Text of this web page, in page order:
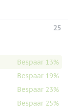
25
Bespaar 13%
Bespaar 19%
Bespaar 23%
Bespaar 25%